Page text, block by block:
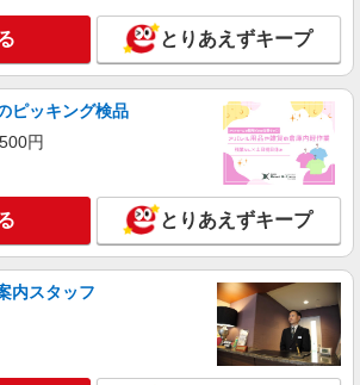
(規定有) ★月2回払い・週払い可能（規程
）★ ゜・。○。・゜+゜・。○。・゜+゜
詳細を見る
帯販売スタッフ【softbank】
月給255500円〜280500円（経験・能力によ
（地域手当：24000円を含む） ・賞与あり ・
外手当あり（平均残業時間：10h/月） ・地域
/職能手当あり ・Workstyle支援金（4000円/
あり ・実績によりインセンティブあり ★交通
支給（規定あり） ゜+゜・。○。・゜
゜・。○。・゜+゜ 入社祝い金10万円支給(規定
有) ゜・。○。・゜+゜・。○。・゜+゜
兵庫県西宮市の家電量販店
詳細を見る
とりあえずキープ
ピッキング検品
円
とりあえずキープ
内スタッフ